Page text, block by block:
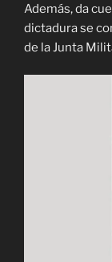
Además, da
dictadura se
de la Junta